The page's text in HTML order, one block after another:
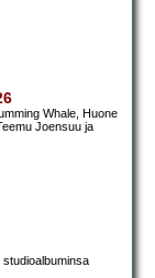
Whale, Huone
Joensuu ja